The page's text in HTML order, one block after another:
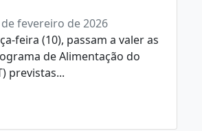
fevereiro de 2026
feira (10), passam a valer as
de Alimentação do
previstas...